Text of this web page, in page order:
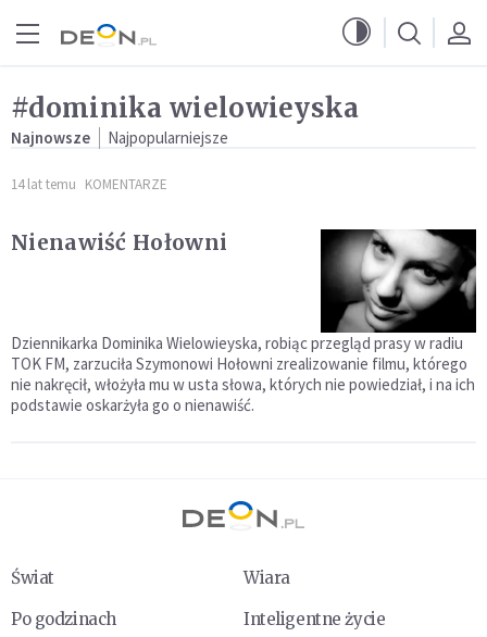
#dominika wielowieyska
Najnowsze Najpopularniejsze
14 lat temu KOMENTARZE
Nienawiść Hołowni
Dziennikarka Dominika Wielowieyska, robiąc przegląd prasy w radiu
TOK FM, zarzuciła Szymonowi Hołowni zrealizowanie filmu, którego
nie nakręcił, włożyła mu w usta słowa, których nie powiedział, i na ich
podstawie oskarżyła go o nienawiść.
Świat
Wiara
Po godzinach
Inteligentne życie